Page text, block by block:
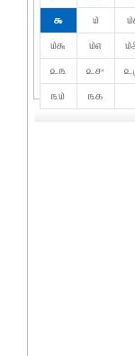
௯
௰
௰௬
௰௭
௨௩
௨௪
௩௰
௩௧